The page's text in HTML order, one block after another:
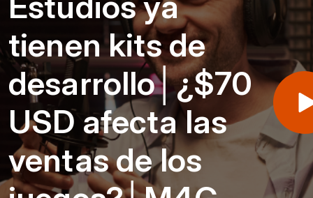
tienen kits de
desarrollo│¿$70
USD afecta las
ventas de los